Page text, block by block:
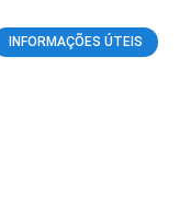
INFORMAÇÕES ÚTEIS